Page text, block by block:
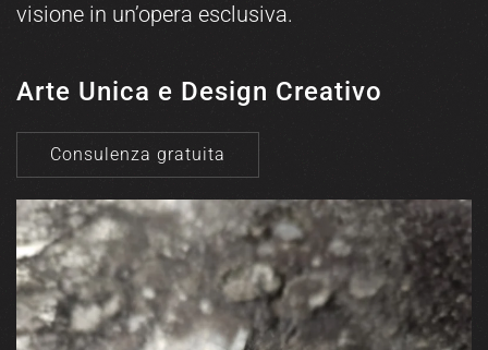
visione in un’opera esclusiva.
Arte Unica e Design Creativo
Consulenza gratuita